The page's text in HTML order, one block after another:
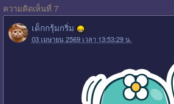
ความคิดเห็นที่ 7
เด็กกรุ้มกริ่ม
03 เมษายน 2569 เวลา 13:53:29 น.